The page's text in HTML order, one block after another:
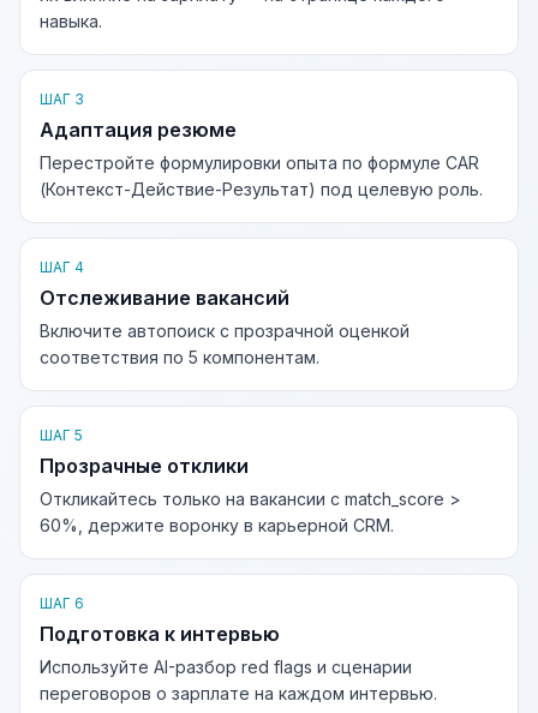
навыка.
ШАГ 3
Адаптация резюме
Перестройте формулировки опыта по формуле CAR
(Контекст-Действие-Результат) под целевую роль.
ШАГ 4
Отслеживание вакансий
Включите автопоиск с прозрачной оценкой
соответствия по 5 компонентам.
ШАГ 5
Прозрачные отклики
Откликайтесь только на вакансии с match_score >
60%, держите воронку в карьерной CRM.
ШАГ 6
Подготовка к интервью
Используйте AI-разбор red flags и сценарии
переговоров о зарплате на каждом интервью.